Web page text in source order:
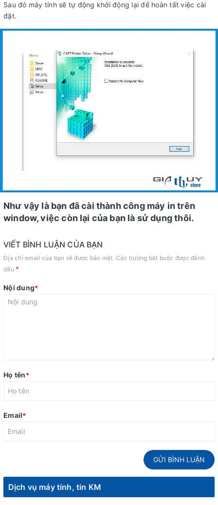
Sau đó máy tính sẽ tự động khởi động lại để hoàn tất việc cài
đặt.
Như vậy là bạn đã cài thành công máy in trên
window, việc còn lại của bạn là sử dụng thôi.
VIẾT BÌNH LUẬN CỦA BẠN
Địa chỉ email của bạn sẽ được bảo mật. Các trường bắt buộc được đánh
dấu *
Nội dung*
Họ tên*
Email*
GỬI BÌNH LUẬN
Dịch vụ máy tính, tin KM